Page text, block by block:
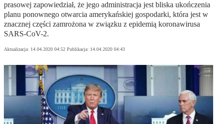
prasowej zapowiedział, że jego administracja jest bliska ukończenia
planu ponownego otwarcia amerykańskiej gospodarki, która jest w
znacznej części zamrożona w związku z epidemią koronawirusa
SARS-CoV-2.
Aktualizacja: 14.04.2020 04:52 Publikacja: 14.04.2020 04:43